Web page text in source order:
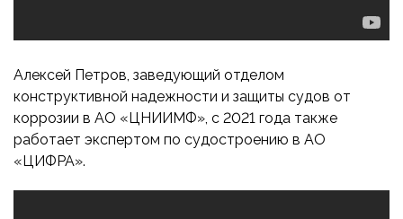
Алексей Петров, заведующий отделом
конструктивной надежности и защиты судов от
коррозии в АО «ЦНИИМФ», с 2021 года также
работает экспертом по судостроению в АО
«ЦИФРА».